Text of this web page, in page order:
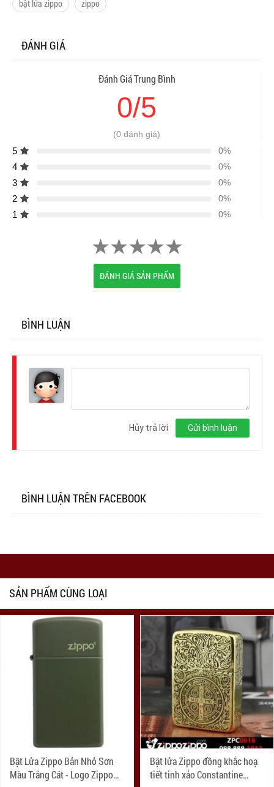
bật lửa zippo zippo
ĐÁNH GIÁ
Đánh Giá Trung Bình
0/5
(0 đánh giá)
5 0%
4 0%
3 0%
2 0%
1 0%
ĐÁNH GIÁ SẢN PHẨM
BÌNH LUẬN
Gửi bình luận
Hủy trả lời
BÌNH LUẬN TRÊN FACEBOOK
SẢN PHẨM CÙNG LOẠI
Bật Lửa Zippo Bản Nhỏ Sơn
Màu Trắng Cát - Logo Zippo
Bật lửa Zippo đồng khắc hoạ
tiết tinh xảo Constantine